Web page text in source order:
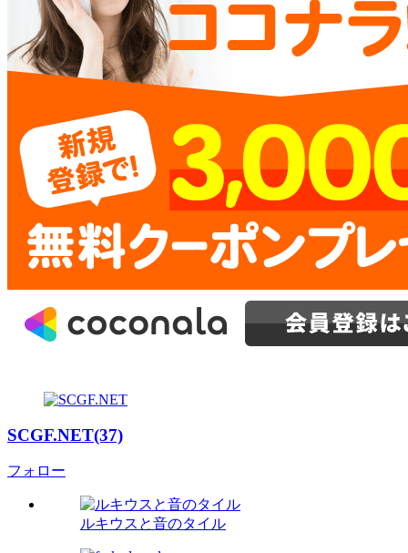
SCGF.NET(37)
フォロー
ルキウスと音のタイル